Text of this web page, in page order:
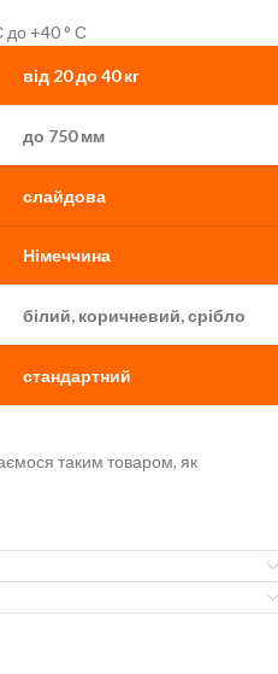
до +40 ° С
від 20 до 40 кг
до 750 мм
слайдова
Німеччина
білий, коричневий, срібло
стандартний
таким товаром, як